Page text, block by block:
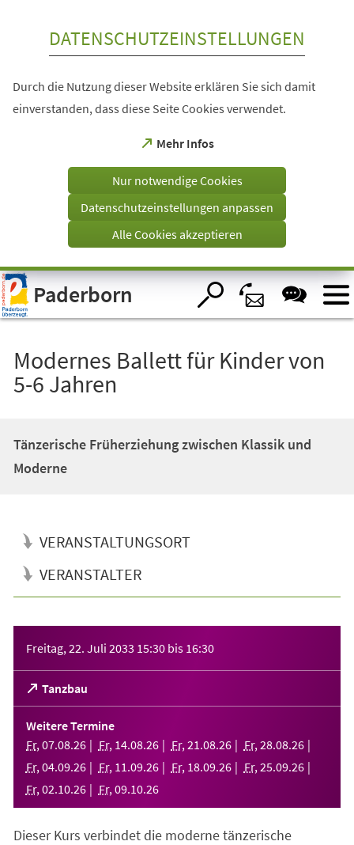
Visuelle
Assistenzsoftware
öffnen.
DATENSCHUTZEINSTELLUNGEN
Durch die Nutzung dieser Website erklären Sie sich damit
einverstanden, dass diese Seite Cookies verwendet.
Mehr Infos
(Öffnet
einem
Tab)
Nur notwendige Cookies
Datenschutzeinstellungen anpassen
Alle Cookies akzeptieren
Paderborn
Modernes Ballett für Kinder von
5-6 Jahren
Tänzerische Früherziehung zwischen Klassik und
Moderne
VERANSTALTUNGSORT
VERANSTALTER
Freitag, 22. Juli 2033 15:30 bis 16:30
Tanzbau
(Öffnet
in
einem
neuen
Tab)
Weitere Termine
Fr, 07.08.26 Fr, 14.08.26 Fr, 21 .08.26 Fr, 28.08.26
Fr, 04.09.26 Fr, 11 .09.26 Fr, 18.09.26 Fr, 25.09.26
Fr, 02.10.26 Fr, 09.10.26
Dieser Kurs verbindet die moderne tänzerische